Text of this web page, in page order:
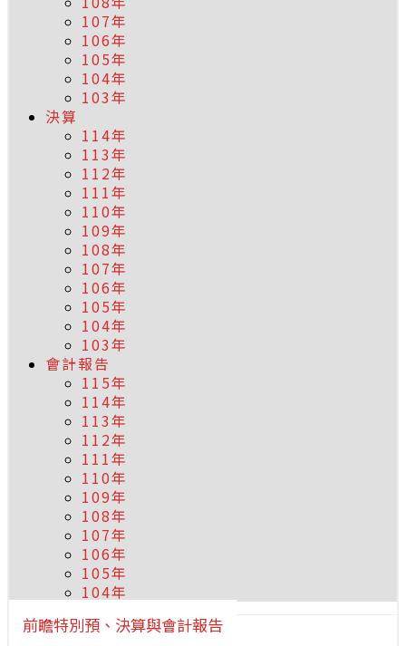
107年
106年
105年
104年
103年
決算
114年
113年
112年
111年
110年
109年
108年
107年
106年
105年
104年
103年
會計報告
115年
114年
113年
112年
111年
110年
109年
108年
107年
106年
105年
104年
前瞻特別預、決算與會計報告